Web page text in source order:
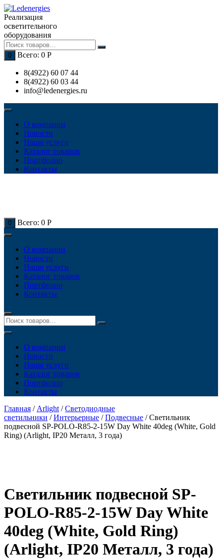
Перейти
к
содержимому
Реализация
осветительного
оборудования
0 Всего: 0 Р
8(4922) 60 07 44
8(4922) 60 03 44
info@ledenergies.ru
О компании
Новости
Наши услуги
Каталог товаров
Портфолио
Контакты
0 Всего: 0 Р
О компании
Новости
Наши услуги
Каталог товаров
Портфолио
Контакты
О компании
Новости
Наши услуги
Каталог товаров
Портфолио
Контакты
Главная / Arlight /Светодиодные
светильники /Интерьерные /Подвесные / Светильник
подвесной SP-POLO-R85-2-15W Day White 40deg (White, Gold
Ring) (Arlight, IP20 Металл, 3 года)
Светильник подвесной SP-
POLO-R85-2-15W Day White
40deg (White, Gold Ring)
(Arlight, IP20 Металл, 3 года)